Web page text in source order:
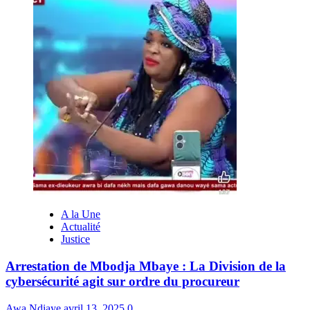
A la Une
Actualité
Justice
Arrestation de Mbodja Mbaye : La Division de la
cybersécurité agit sur ordre du procureur